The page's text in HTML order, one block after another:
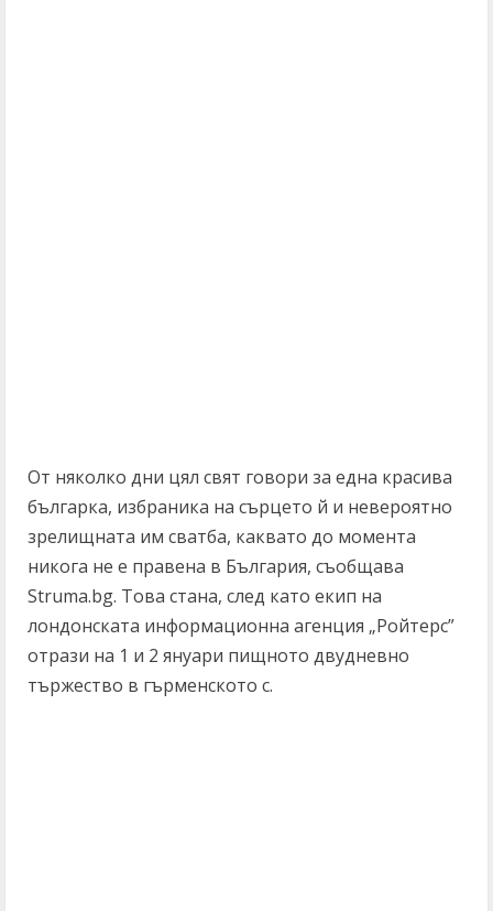
От няколко дни цял свят говори за една красива
българка, избраника на сърцето й и невероятно
зрелищната им сватба, каквато до момента
никога не е правена в България, съобщава
Struma.bg. Това стана, след като екип на
лондонската информационна агенция „Ройтерс”
отрази на 1 и 2 януари пищното двудневно
тържество в гърменското с.